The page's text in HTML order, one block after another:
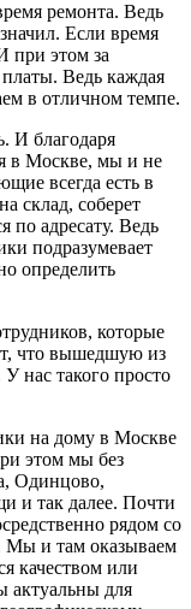
ремонта. Ведь
Если время
при этом за
платы. Ведь каждая
в отличном темпе.
И благодаря
в Москве, мы и не
всегда есть в
склад, соберет
по адресату. Ведь
подразумевает
определить
которые
что вышедшую из
нас такого просто
на дому в Москве
этом мы без
Одинцово,
так далее. Почти
рядом со
Мы и там оказываем
качеством или
для